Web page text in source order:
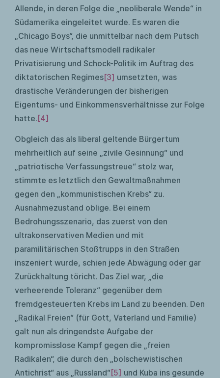
Allende, in deren Folge die „neoliberale Wende“ in
Südamerika eingeleitet wurde. Es waren die
„Chicago Boys“, die unmittelbar nach dem Putsch
das neue Wirtschaftsmodell radikaler
Privatisierung und Schock-Politik im Auftrag des
diktatorischen Regimes[3] umsetzten, was
drastische Veränderungen der bisherigen
Eigentums- und Einkommensverhältnisse zur Folge
hatte.[4]
Obgleich das als liberal geltende Bürgertum
mehrheitlich auf seine „zivile Gesinnung“ und
„patriotische Verfassungstreue“ stolz war,
stimmte es letztlich den Gewaltmaßnahmen
gegen den „kommunistischen Krebs“ zu.
Ausnahmezustand oblige. Bei einem
Bedrohungsszenario, das zuerst von den
ultrakonservativen Medien und mit
paramilitärischen Stoßtrupps in den Straßen
inszeniert wurde, schien jede Abwägung oder gar
Zurückhaltung töricht. Das Ziel war, „die
verheerende Toleranz“ gegenüber dem
fremdgesteuerten Krebs im Land zu beenden. Den
„Radikal Freien“ (für Gott, Vaterland und Familie)
galt nun als dringendste Aufgabe der
kompromisslose Kampf gegen die „freien
Radikalen“, die durch den „bolschewistischen
Antichrist“ aus „Russland“[5] und Kuba ins gesunde